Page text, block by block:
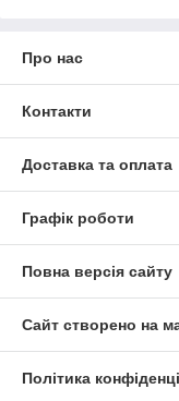
Про нас
Контакти
Доставка та оплата
Графік роботи
Повна версія сайту
Сайт створено на
Політика